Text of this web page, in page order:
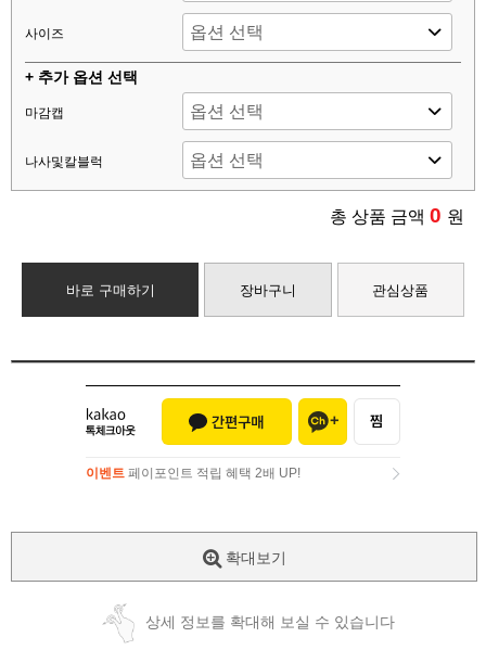
사이즈
+ 추가 옵션 선택
마감캡
나사및칼블럭
총 상품 금액 0 원
바로 구매하기 장바구니 관심상품
이벤트 페이포인트 적립 혜택 2배 UP!
확대보기
상세 정보를 확대해 보실 수 있습니다